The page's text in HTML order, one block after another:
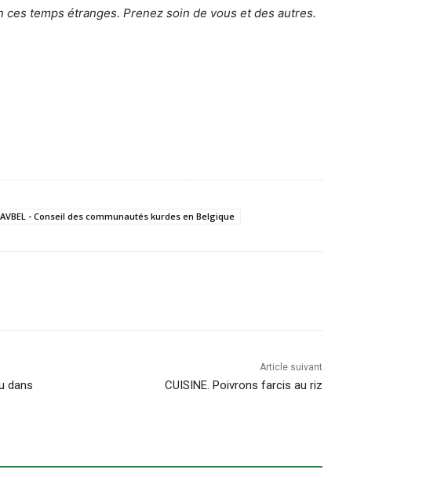
temps étranges. Prenez soin de vous et des autres.
- Conseil des communautés kurdes en Belgique
dans
Article suivant
CUISINE. Poivrons farcis au riz